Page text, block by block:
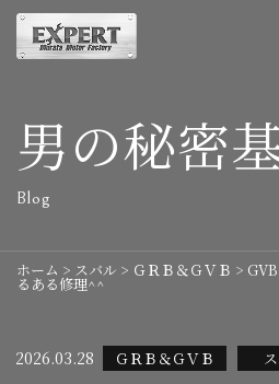
男の秘密
Blog
ホーム > スバル > ＧＲＢ＆ＧＶＢ >
るある修理^^
2026.03.28 ＧＲＢ＆ＧＶＢ